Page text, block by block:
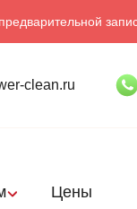
clean.ru
Цены